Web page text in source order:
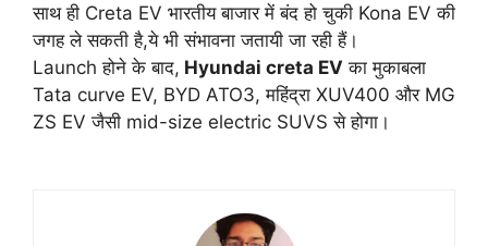
साथ ही Creta EV भारतीय बाजार में बंद हो चुकी Kona EV की
जगह ले सकती है,ये भी संभावना जतायी जा रही हैं।
Launch होने के बाद, Hyundai creta EV का मुकाबला
Tata curve EV, BYD ATO3, महिंद्रा XUV400 और MG
ZS EV जैसी mid-size electric SUVS से होगा।